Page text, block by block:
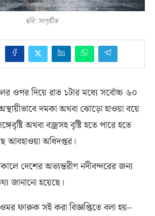
ছবি: সংগৃহীত
ওপর দিয়ে রাত ১টার মধ্যে সর্বোচ্চ ৬০
দমকা অথবা ঝোড়ো হাওয়া বয়ে
অথবা বজ্রসহ বৃষ্টি হতে পারে হতে
আবহাওয়া অধিদপ্তর।
দেশের অভ্যন্তরীণ নদীবন্দরের জন্য
জানানো হয়েছে।
ওমর ফারুক সই করা বিজ্ঞপ্তিতে বলা হয়–